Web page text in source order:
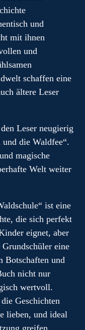
und
mit ihnen
und
schaffen eine
ältere Leser
Leser neugierig
die Waldfee“.
magische
Welt weiter
ist eine
die sich perfekt
eignet, aber
eine
Botschaften und
nicht nur
wertvoll.
Geschichten
lieben, und ideal
greifen